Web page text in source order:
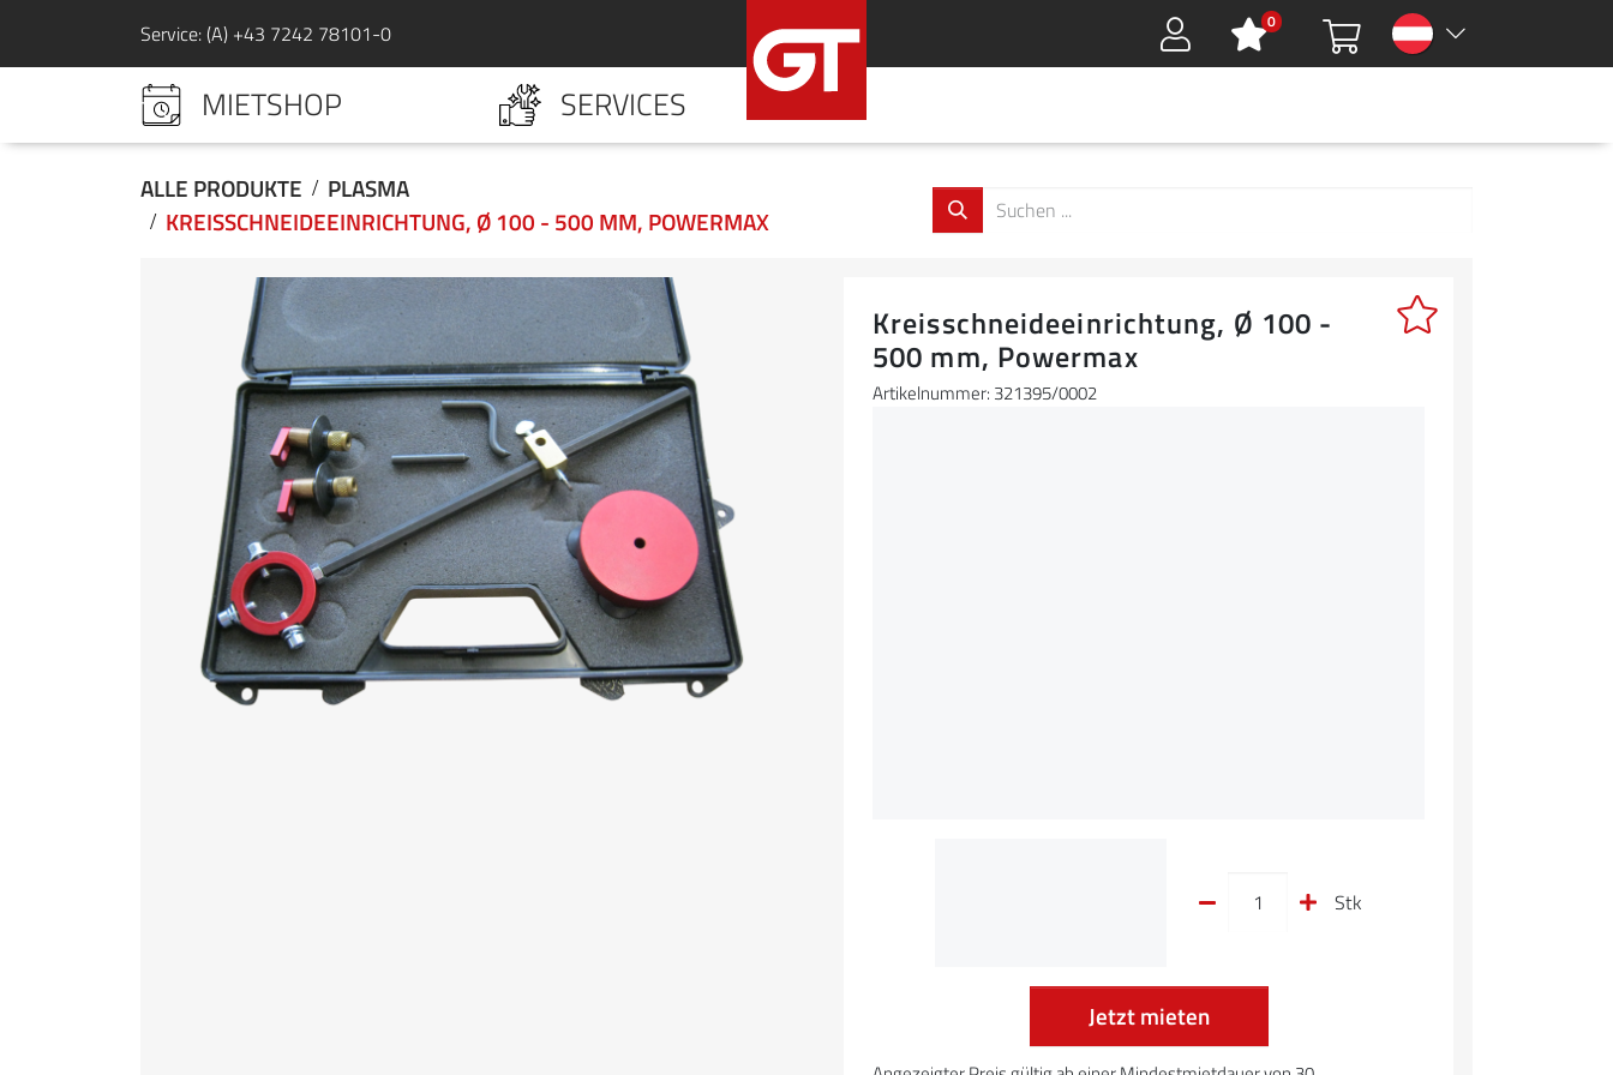
Service: (A) +43 7242 78101-0 Sign in 0
MIETSHOP SERVICES
ALLE PRODUKTE
PLASMA
KREISSCHNEIDEEINRICHTUNG, Ø 100 - 500 MM, POWERMAX
Kreisschneideeinrichtung, Ø 100 -
500 mm, Powermax
Artikelnummer: 321395/0002
Stk
Jetzt mieten